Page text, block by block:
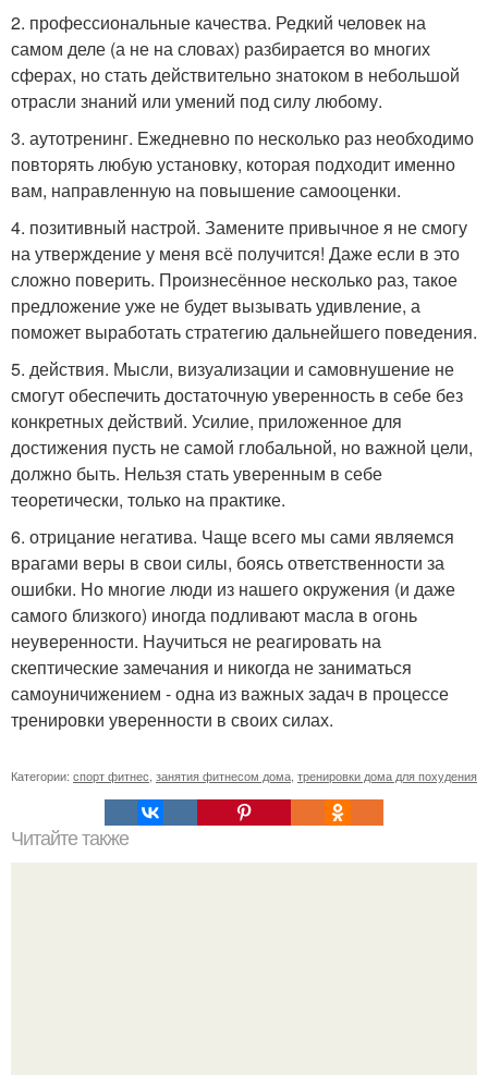
2. профессиональные качества. Редкий человек на
самом деле (а не на словах) разбирается во многих
сферах, но стать действительно знатоком в небольшой
отрасли знаний или умений под силу любому.
3. аутотренинг. Ежедневно по несколько раз необходимо
повторять любую установку, которая подходит именно
вам, направленную на повышение самооценки.
4. позитивный настрой. Замените привычное я не смогу
на утверждение у меня всё получится! Даже если в это
сложно поверить. Произнесённое несколько раз, такое
предложение уже не будет вызывать удивление, а
поможет выработать стратегию дальнейшего поведения.
5. действия. Мысли, визуализации и самовнушение не
смогут обеспечить достаточную уверенность в себе без
конкретных действий. Усилие, приложенное для
достижения пусть не самой глобальной, но важной цели,
должно быть. Нельзя стать уверенным в себе
теоретически, только на практике.
6. отрицание негатива. Чаще всего мы сами являемся
врагами веры в свои силы, боясь ответственности за
ошибки. Но многие люди из нашего окружения (и даже
самого близкого) иногда подливают масла в огонь
неуверенности. Научиться не реагировать на
скептические замечания и никогда не заниматься
самоуничижением - одна из важных задач в процессе
тренировки уверенности в своих силах.
Категории: спорт фитнес, занятия фитнесом дома, тренировки дома для похудения
Читайте также